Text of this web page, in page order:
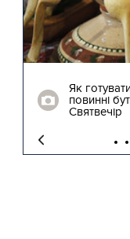
Як
повинні
Святвечір